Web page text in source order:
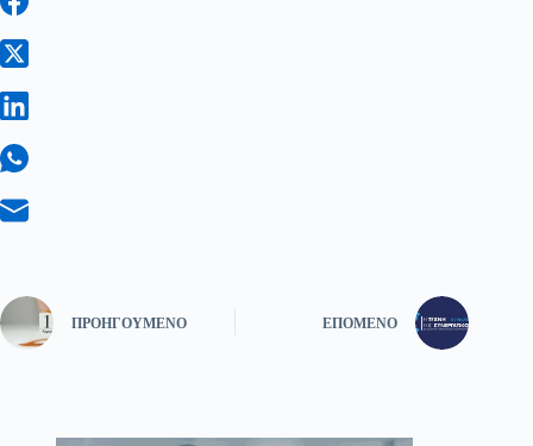
ΠΡΟΗΓΟΎΜΕΝΟ ΕΠΌΜΕΝΟ